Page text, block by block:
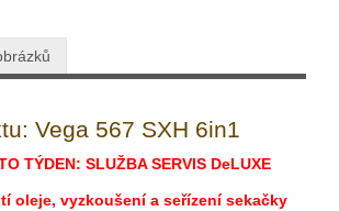
Vega 567 SXH 6in1
TÝDEN: SLUŽBA SERVIS DeLUXE
oleje, vyzkoušení a seřízení sekačky